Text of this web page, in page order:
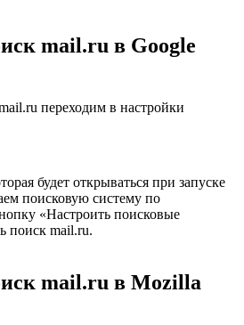
mail.ru в Google
переходим в настройки
будет открываться при запуске
поисковую систему по
«Настроить поисковые
поиск mail.ru.
mail.ru в Mozilla